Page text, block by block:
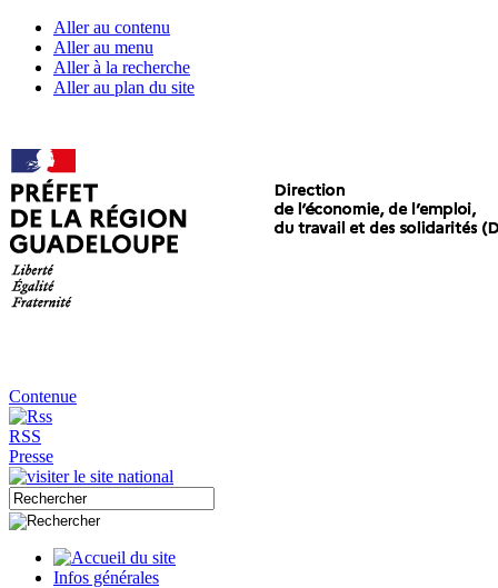
Aller au contenu
Aller au menu
Aller à la recherche
Aller au plan du site
Contenue
RSS
Presse
Infos générales